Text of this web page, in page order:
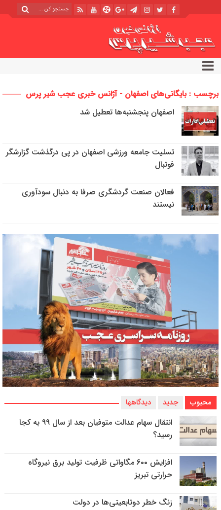
برچسب : بایگانی‌های اصفهان - آژانس خبری عجب شیر پرس
اصفهان پنجشنبه‌ها تعطیل شد
تسلیت جامعه ورزشی اصفهان در پی درگذشت گزارشگر
فوتبال
فعالان صنعت گردشگری صرفا به دنبال سودآوری
نیستند
محبوب جدید دیدگاهها
انتقال سهام عدالت متوفیان بعد از سال ۹۹ به کجا
رسید؟
افزایش ۶۰۰ مگاواتی ظرفیت تولید برق نیروگاه
حرارتی تبریز
زنگ خطر دوتابعیتی‌ها در دولت